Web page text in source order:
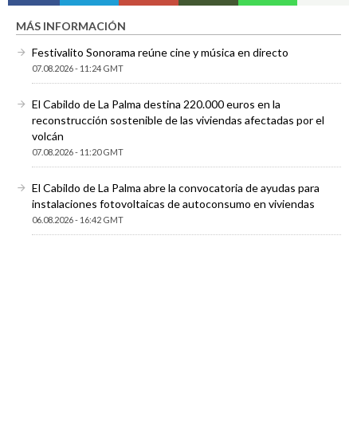
MÁS INFORMACIÓN
Festivalito Sonorama reúne cine y música en directo
07.08.2026 - 11:24 GMT
El Cabildo de La Palma destina 220.000 euros en la
reconstrucción sostenible de las viviendas afectadas por el
volcán
07.08.2026 - 11:20 GMT
El Cabildo de La Palma abre la convocatoria de ayudas para
instalaciones fotovoltaicas de autoconsumo en viviendas
06.08.2026 - 16:42 GMT